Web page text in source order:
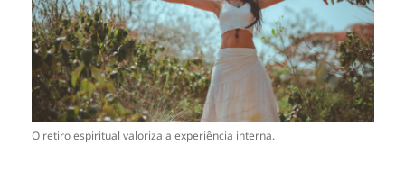
O retiro espiritual valoriza a experiência interna.